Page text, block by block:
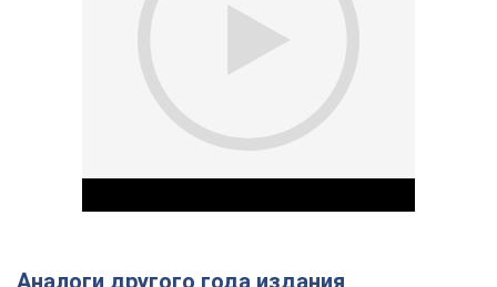
Аналоги другого года издания